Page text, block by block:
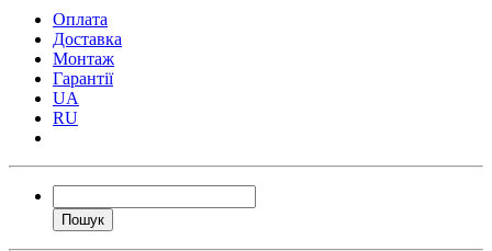
Оплата
Доставка
Монтаж
Гарантії
UA
RU
Пошук